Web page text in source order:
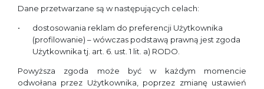
Dane przetwarzane są w następujących celach:
dostosowania reklam do preferencji Użytkownika
(profilowanie) – wówczas podstawą prawną jest zgoda
Użytkownika tj. art. 6. ust. 1 lit. a) RODO.
Powyższa zgoda może być w każdym momencie
odwołana przez Użytkownika, poprzez zmianę ustawień